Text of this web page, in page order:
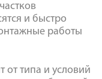
и быстро
работы
от типа и условий